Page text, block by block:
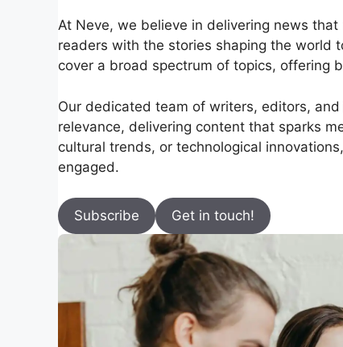
At Neve, we believe in delivering news
readers with the stories shaping the world
cover a broad spectrum of topics, offering
Our dedicated team of writers, editors,
relevance, delivering content that sparks
cultural trends, or technological
engaged.
Subscribe Get in touch!